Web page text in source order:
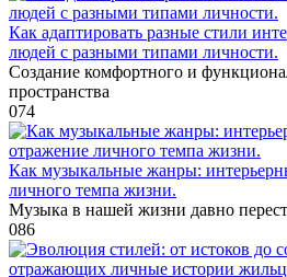
Как адаптировать разные стили
людей с разными типами личности.
Создание комфортного и
пространства
074
Как музыкальные жанры:
личного темпа жизни.
Музыка в нашей жизни давно
086